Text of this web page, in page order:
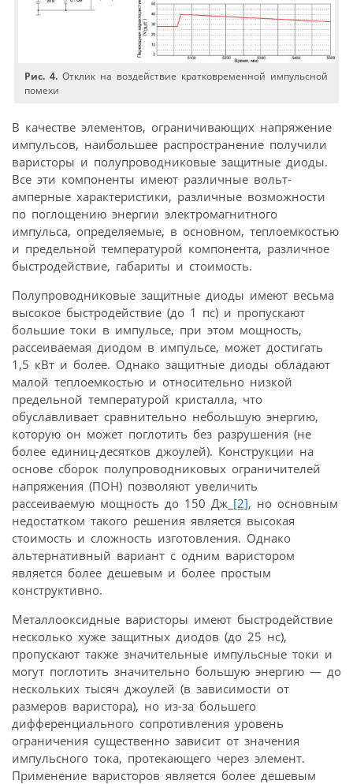
Рис. 4. Отклик на воздействие кратковременной импульсной
помехи
В качестве элементов, ограничивающих напряжение
импульсов, наибольшее распространение получили
варисторы и полупроводниковые защитные диоды.
Все эти компоненты имеют различные вольт-
амперные характеристики, различные возможности
по поглощению энергии электромагнитного
импульса, определяемые, в основном, теплоемкостью
и предельной температурой компонента, различное
быстродействие, габариты и стоимость.
Полупроводниковые защитные диоды имеют весьма
высокое быстродействие (до 1 пс) и пропускают
большие токи в импульсе, при этом мощность,
рассеиваемая диодом в импульсе, может достигать
1,5 кВт и более. Однако защитные диоды обладают
малой теплоемкостью и относительно низкой
предельной температурой кристалла, что
обуславливает сравнительно небольшую энергию,
которую он может поглотить без разрушения (не
более единиц-десятков джоулей). Конструкции на
основе сборок полупроводниковых ограничителей
напряжения (ПОН) позволяют увеличить
рассеиваемую мощность до 150 Дж [2], но основным
недостатком такого решения является высокая
стоимость и сложность изготовления. Однако
альтернативный вариант с одним варистором
является более дешевым и более простым
конструктивно.
Металлооксидные варисторы имеют быстродействие
несколько хуже защитных диодов (до 25 нс),
пропускают также значительные импульсные токи и
могут поглотить значительно большую энергию — до
нескольких тысяч джоулей (в зависимости от
размеров варистора), но из-за большего
дифференциального сопротивления уровень
ограничения существенно зависит от значения
импульсного тока, протекающего через элемент.
Применение варисторов является более дешевым